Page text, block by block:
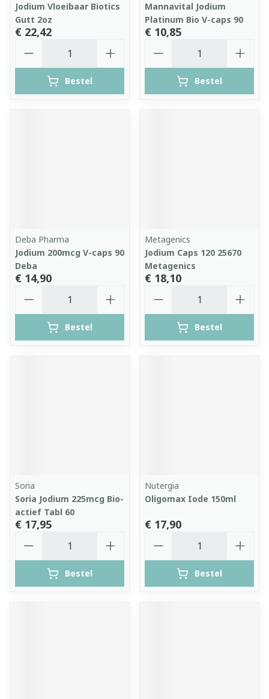
Jodium Vloeibaar Biotics
Gutt 2oz
€ 22,42
Bestel
Mannavital Jodium
Platinum Bio V-caps 90
€ 10,85
Bestel
Deba Pharma
Jodium 200mcg V-caps 90
Deba
€ 14,90
Bestel
Metagenics
Jodium Caps 120 25670
Metagenics
€ 18,10
Bestel
Soria
Soria Jodium 225mcg Bio-
actief Tabl 60
€ 17,95
Bestel
Nutergia
Oligomax Iode 150ml
€ 17,90
Bestel